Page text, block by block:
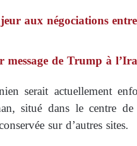
aux négociations
de Trump à
serait actuellement
situé dans le centre
sur d’autres sites.